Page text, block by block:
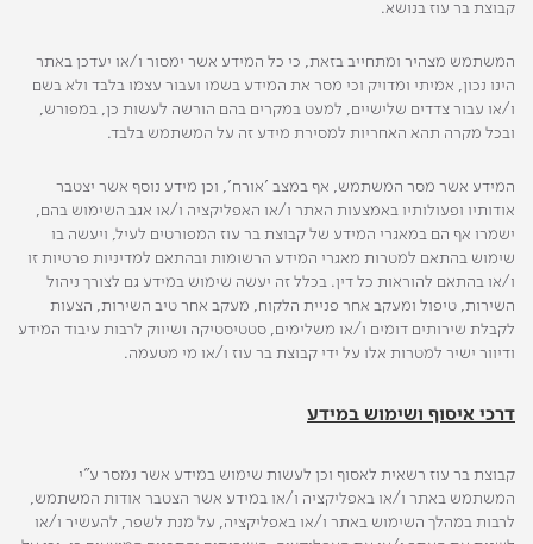
קבוצת בר עוז בנושא.
המשתמש מצהיר ומתחייב בזאת, כי כל המידע אשר ימסור ו/או יעדכן באתר
הינו נכון, אמיתי ומדויק וכי מסר את המידע בשמו ועבור עצמו בלבד ולא בשם
ו/או עבור צדדים שלישיים, למעט במקרים בהם הורשה לעשות כן, במפורש,
ובכל מקרה תהא האחריות למסירת מידע זה על המשתמש בלבד.
המידע אשר מסר המשתמש, אף במצב 'אורח', וכן מידע נוסף אשר יצטבר
אודותיו ופעולותיו באמצעות האתר ו/או האפליקציה ו/או אגב השימוש בהם,
ישמרו אף הם במאגרי המידע של קבוצת בר עוז המפורטים לעיל, ויעשה בו
שימוש בהתאם למטרות מאגרי המידע הרשומות ובהתאם למדיניות פרטיות זו
ו/או בהתאם להוראות כל דין. בכלל זה יעשה שימוש במידע גם לצורך ניהול
השירות, טיפול ומעקב אחר פניית הלקוח, מעקב אחר טיב השירות, הצעות
לקבלת שירותים דומים ו/או משלימים, סטטיסטיקה ושיווק לרבות עיבוד המידע
ודיוור ישיר למטרות אלו על ידי קבוצת בר עוז ו/או מי מטעמה.
דרכי איסוף ושימוש במידע
קבוצת בר עוז רשאית לאסוף וכן לעשות שימוש במידע אשר נמסר ע"י
המשתמש באתר ו/או באפליקציה ו/או במידע אשר הצטבר אודות המשתמש,
לרבות במהלך השימוש באתר ו/או באפליקציה, על מנת לשפר, להעשיר ו/או